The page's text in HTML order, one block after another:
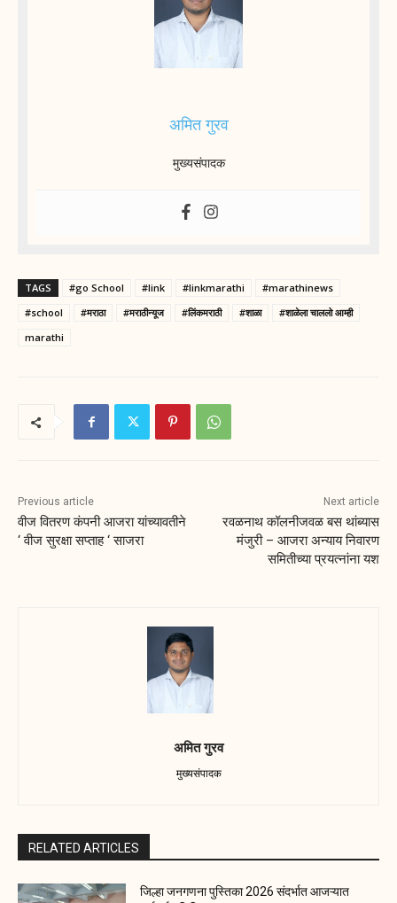
अमित गुरव
मुख्यसंपादक
TAGS #go School #link #linkmarathi
#marathinews
#school
#मराठा #मराठीन्यूज #लिंकमराठी #शाळा
#शाळेला चाललो आम्ही
marathi
Previous article
वीज वितरण कंपनी आजरा यांच्यावतीने
‘ वीज सुरक्षा सप्ताह ‘ साजरा
Next article
रवळनाथ कॉलनीजवळ बस थांब्यास
मंजुरी – आजरा अन्याय निवारण
समितीच्या प्रयत्नांना यश
अमित गुरव
मुख्यसंपादक
RELATED ARTICLES
जिल्हा जनगणना पुस्तिका 2026 संदर्भात आजऱ्यात